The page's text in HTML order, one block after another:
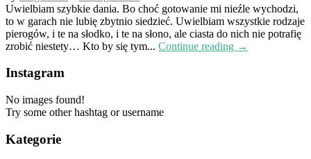
Uwielbiam szybkie dania. Bo choć gotowanie mi nieźle wychodzi,
to w garach nie lubię zbytnio siedzieć. Uwielbiam wszystkie rodzaje
pierogów, i te na słodko, i te na słono, ale ciasta do nich nie potrafię
zrobić niestety… Kto by się tym... Continue reading →
Instagram
No images found!
Try some other hashtag or username
Kategorie